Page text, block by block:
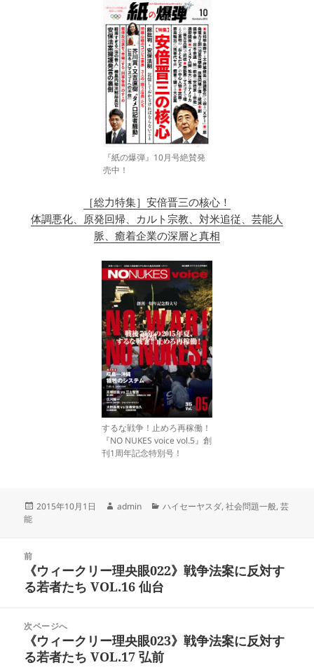
『紙の爆弾』10月号絶賛発
売中！
［総力特集］安倍晋三の核心！
体調悪化、原発回帰、カルト宗教、対米追従、芸能人
脈、癒着企業の深層と真相
するな戦争！止めろ再稼働！
『NO NUKES voice vol.5』創
刊1周年記念特別号！
投
2015年10月1日
作
admin
カ
ハイセーヤスダ,社会問題一般,芸
能
前
前
の
稿:
《ウィークリー理央眼022》戦争法案に反対す
る若者たち VOL.16 仙台
次ページへ
次
の
《ウィークリー理央眼023》戦争法案に反対す
る若者たち VOL.17 弘前